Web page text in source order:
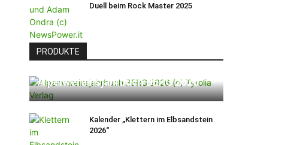
Duell beim Rock Master 2025
PRODUKTE
Alpenvereinsjahrbuch BERG 2026
Kalender „Klettern im Elbsandstein
2026“